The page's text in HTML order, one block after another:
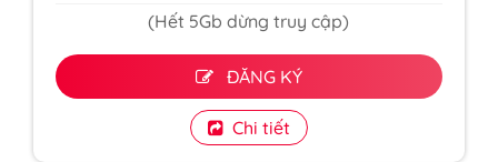
(Hết 5Gb dừng truy cập)
ĐĂNG KÝ
Chi tiết